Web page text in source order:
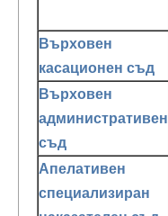
Върховен
касационен съд
Върховен
административен
съд
Апелативен
специализиран